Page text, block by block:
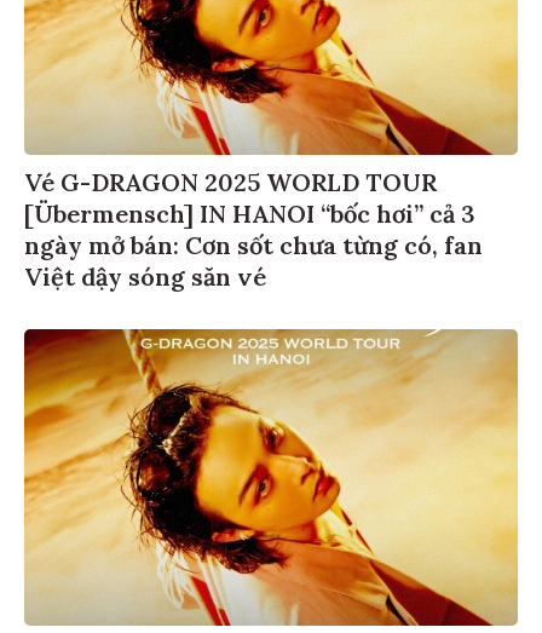
Vé G-DRAGON 2025 WORLD TOUR
[Übermensch] IN HANOI “bốc hơi” cả 3
ngày mở bán: Cơn sốt chưa từng có, fan
Việt dậy sóng săn vé